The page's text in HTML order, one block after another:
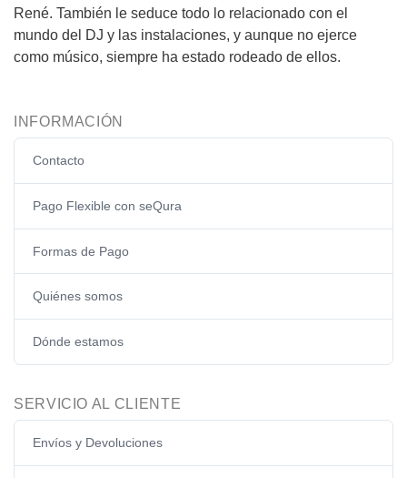
René. También le seduce todo lo relacionado con el
mundo del DJ y las instalaciones, y aunque no ejerce
como músico, siempre ha estado rodeado de ellos.
INFORMACIÓN
Contacto
Pago Flexible con seQura
Formas de Pago
Quiénes somos
Dónde estamos
SERVICIO AL CLIENTE
Envíos y Devoluciones